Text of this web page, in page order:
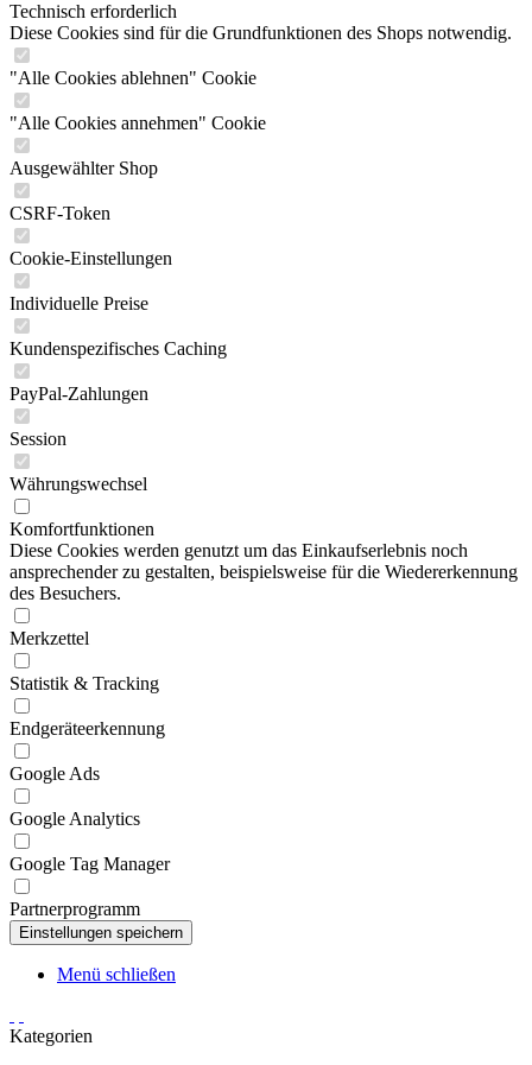
Technisch erforderlich
Diese Cookies sind für die Grundfunktionen des Shops notwendig.
"Alle Cookies ablehnen" Cookie
"Alle Cookies annehmen" Cookie
Ausgewählter Shop
CSRF-Token
Cookie-Einstellungen
Individuelle Preise
Kundenspezifisches Caching
PayPal-Zahlungen
Session
Währungswechsel
Komfortfunktionen
Diese Cookies werden genutzt um das Einkaufserlebnis noch
ansprechender zu gestalten, beispielsweise für die Wiedererkennung
des Besuchers.
Merkzettel
Statistik & Tracking
Endgeräteerkennung
Google Ads
Google Analytics
Google Tag Manager
Partnerprogramm
Menü schließen
Kategorien